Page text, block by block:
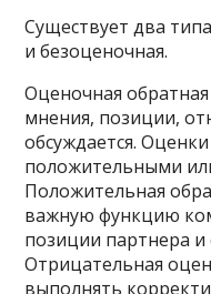
Существует два
и безоценочная.
Оценочная
мнения, позиции,
обсуждается.
положительными
Положительная
важную функцию
позиции партнера
Отрицательная
выполнять